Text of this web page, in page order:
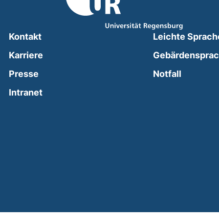
Kontakt
Karriere
Presse
Intranet(external link, opens in a new window)
Leichte
Notfall